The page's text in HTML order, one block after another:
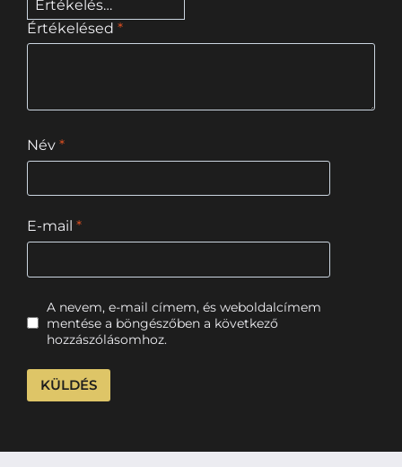
Értékelésed *
Név *
E-mail *
A nevem, e-mail címem, és weboldalcímem
mentése a böngészőben a következő
hozzászólásomhoz.